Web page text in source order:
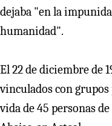
dejaba "en la
humanidad".
El 22 de diciembre de
vinculados con
vida de 45 personas